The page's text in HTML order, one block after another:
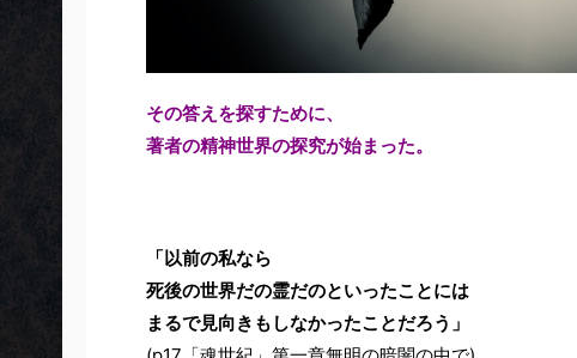
その答えを探すために、
著者の精神世界の探究が始まった。
「以前の私なら
死後の世界だの霊だのといったことには
まるで見向きもしなかったことだろう」